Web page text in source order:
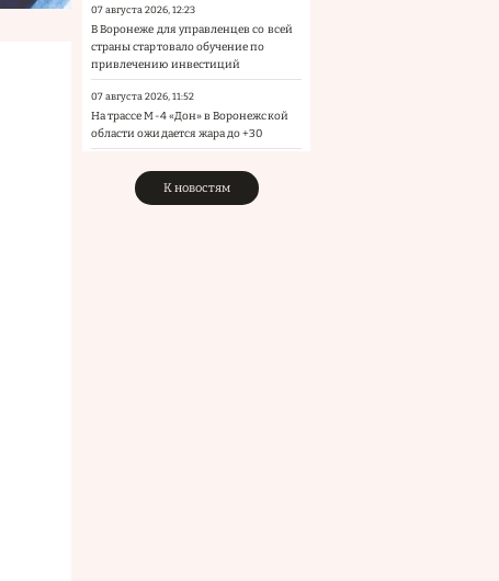
07 августа 2026, 12:23
В Воронеже для управленцев со всей
страны стартовало обучение по
привлечению инвестиций
07 августа 2026, 11:52
На трассе М-4 «Дон» в Воронежской
области ожидается жара до +30
К новостям